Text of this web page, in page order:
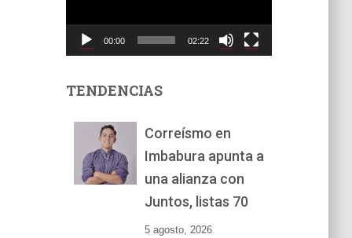
t
00:00 02:22
TENDENCIAS
Correísmo en
Imbabura apunta a
una alianza con
Juntos, listas 70
5 agosto, 2026